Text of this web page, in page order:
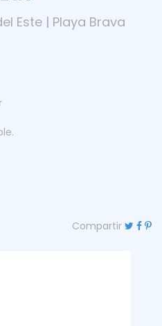
Este | Playa Brava
Compartir